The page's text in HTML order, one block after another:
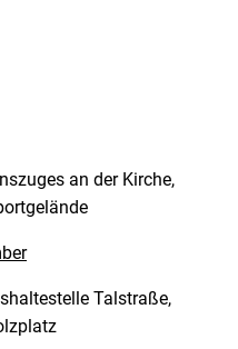
an der Kirche,
Talstraße,